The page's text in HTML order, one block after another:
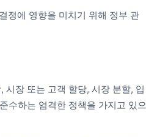
정에 영향을 미치기 위해 정부 관
시장 또는 고객 할당, 시장 분할, 입
수하는 엄격한 정책을 가지고 있으